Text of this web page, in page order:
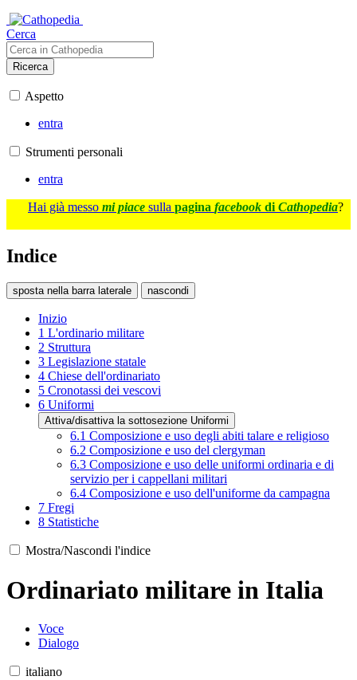
Cerca
Ricerca
Aspetto
entra
Strumenti personali
entra
Hai già messo mi piace sulla pagina facebook di Cathopedia?
Indice
sposta nella barra laterale nascondi
Inizio
1 L'ordinario militare
2 Struttura
3 Legislazione statale
4 Chiese dell'ordinariato
5 Cronotassi dei vescovi
6 Uniformi
Attiva/disattiva la sottosezione Uniformi
6.1 Composizione e uso degli abiti talare e religioso
6.2 Composizione e uso del clergyman
6.3 Composizione e uso delle uniformi ordinaria e di
servizio per i cappellani militari
6.4 Composizione e uso dell'uniforme da campagna
7 Fregi
8 Statistiche
Mostra/Nascondi l'indice
Ordinariato militare in Italia
Voce
Dialogo
italiano